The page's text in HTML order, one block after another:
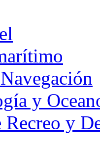
y
Recreo y